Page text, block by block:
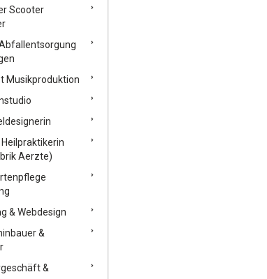
Scooter
Musikproduktion
Aerzte)
& Webdesign
&
&